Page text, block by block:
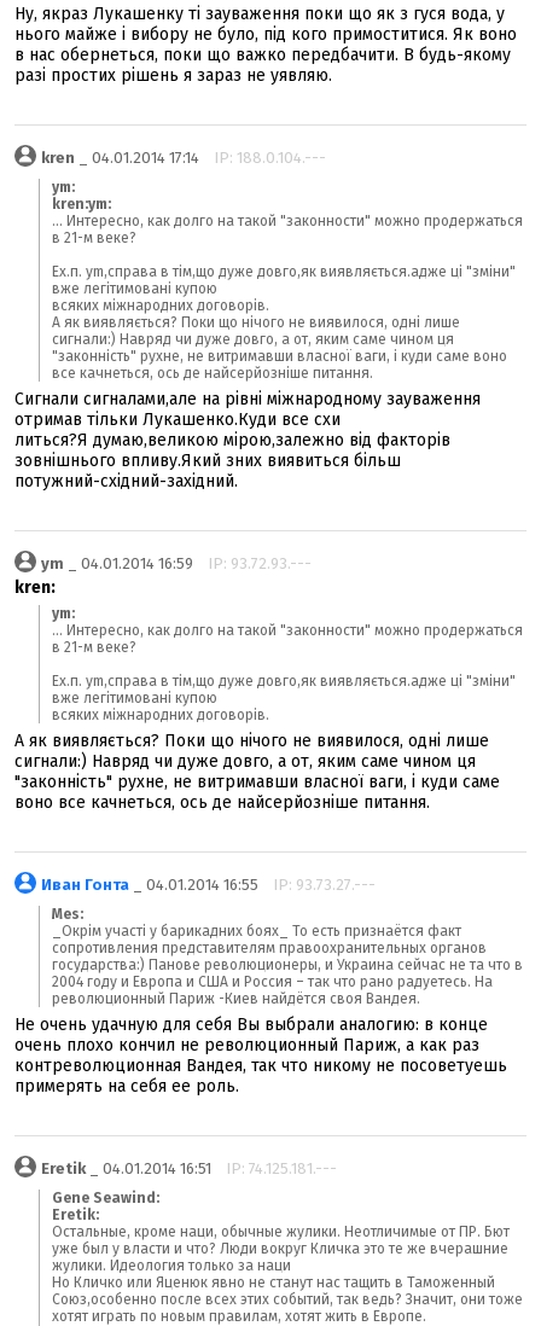
Ну, якраз Лукашенку ті зауваження поки що як з гуся вода, у
нього майже і вибору не було, під кого примоститися. Як воно
в нас обернеться, поки що важко передбачити. В будь-якому
разі простих рішень я зараз не уявляю.
kren _ 04.01.2014 17:14 IP: 188.0.104.---
ym:
kren:ym:
... Интересно, как долго на такой "законности" можно продержаться
в 21-м веке?
Ех.п. ym,справа в тім,що дуже довго,як виявляється.адже ці "зміни"
вже легітимовані купою
всяких міжнародних договорів.
А як виявляється? Поки що нічого не виявилося, одні лише
сигнали:) Навряд чи дуже довго, а от, яким саме чином ця
"законність" рухне, не витримавши власної ваги, і куди саме воно
все качнеться, ось де найсерйозніше питання.
Сигнали сигналами,але на рівні міжнародному зауваження
отримав тільки Лукашенко.Куди все схи
литься?Я думаю,великою мірою,залежно від факторів
зовнішнього впливу.Який зних виявиться більш
потужний-східний-західний.
ym _ 04.01.2014 16:59 IP: 93.72.93.---
kren:
ym:
... Интересно, как долго на такой "законности" можно продержаться
в 21-м веке?
Ех.п. ym,справа в тім,що дуже довго,як виявляється.адже ці "зміни"
вже легітимовані купою
всяких міжнародних договорів.
А як виявляється? Поки що нічого не виявилося, одні лише
сигнали:) Навряд чи дуже довго, а от, яким саме чином ця
"законність" рухне, не витримавши власної ваги, і куди саме
воно все качнеться, ось де найсерйозніше питання.
Иван Гонта _ 04.01.2014 16:55 IP: 93.73.27.---
Mes:
_Окрім участі у барикадних боях_ То есть признаётся факт
сопротивления представителям правоохранительных органов
государства:) Панове революционеры, и Украина сейчас не та что в
2004 году и Европа и США и Россия – так что рано радуетесь. На
революционный Париж -Киев найдётся своя Вандея.
Не очень удачную для себя Вы выбрали аналогию: в конце
очень плохо кончил не революционный Париж, а как раз
контреволюционная Вандея, так что никому не посоветуешь
примерять на себя ее роль.
Eretik_ 04.01.2014 16:51 IP: 74.125.181.---
Gene Seawind:
Eretik:
Остальные, кроме наци, обычные жулики. Неотличимые от ПР. Бют
уже был у власти и что? Люди вокруг Кличка это те же вчерашние
жулики. Идеология только за наци
Но Кличко или Яценюк явно не станут нас тащить в Таможенный
Союз,особенно после всех этих событий, так ведь? Значит, они тоже
хотят играть по новым правилам, хотят жить в Европе.